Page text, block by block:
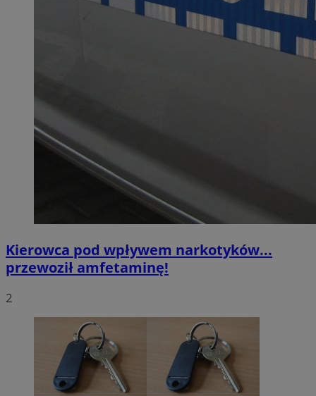
Kierowca pod wpływem narkotyków...
przewoził amfetaminę!
2